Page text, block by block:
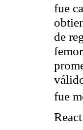
fue
de
fue